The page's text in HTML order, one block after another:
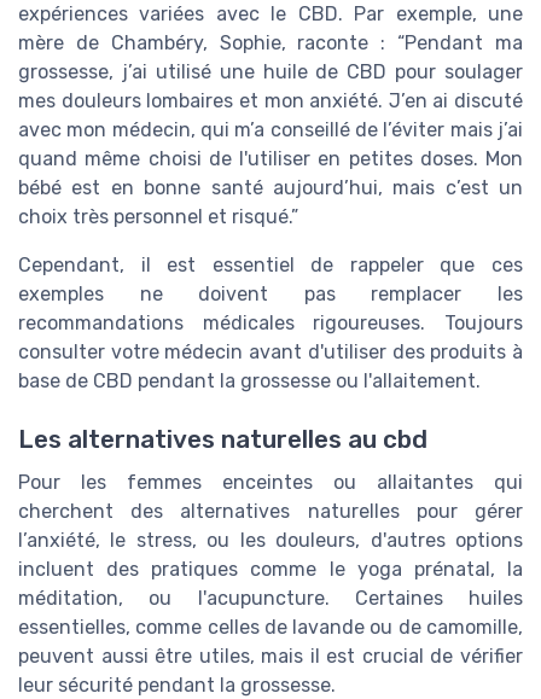
expériences variées avec le CBD. Par exemple, une
mère de Chambéry, Sophie, raconte : “Pendant ma
grossesse, j’ai utilisé une huile de CBD pour soulager
mes douleurs lombaires et mon anxiété. J’en ai discuté
avec mon médecin, qui m’a conseillé de l’éviter mais j’ai
quand même choisi de l'utiliser en petites doses. Mon
bébé est en bonne santé aujourd’hui, mais c’est un
choix très personnel et risqué.”
Cependant, il est essentiel de rappeler que ces
exemples ne doivent pas remplacer les
recommandations médicales rigoureuses. Toujours
consulter votre médecin avant d'utiliser des produits à
base de CBD pendant la grossesse ou l'allaitement.
Les alternatives naturelles au cbd
Pour les femmes enceintes ou allaitantes qui
cherchent des alternatives naturelles pour gérer
l’anxiété, le stress, ou les douleurs, d'autres options
incluent des pratiques comme le yoga prénatal, la
méditation, ou l'acupuncture. Certaines huiles
essentielles, comme celles de lavande ou de camomille,
peuvent aussi être utiles, mais il est crucial de vérifier
leur sécurité pendant la grossesse.